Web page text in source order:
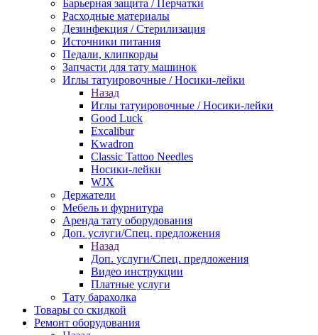
Барьерная защита / Перчатки
Расходные материалы
Дезинфекция / Стерилизация
Источники питания
Педали, клипкорды
Запчасти для тату машинок
Иглы татуировочные / Носики-лейки
Назад
Иглы татуировочные / Носики-лейки
Good Luck
Excalibur
Kwadron
Classic Tattoo Needles
Носики-лейки
WJX
Держатели
Мебель и фурнитура
Аренда тату оборудования
Доп. услуги/Спец. предложения
Назад
Доп. услуги/Спец. предложения
Видео инструкции
Платные услуги
Тату барахолка
Товары со скидкой
Ремонт оборудования